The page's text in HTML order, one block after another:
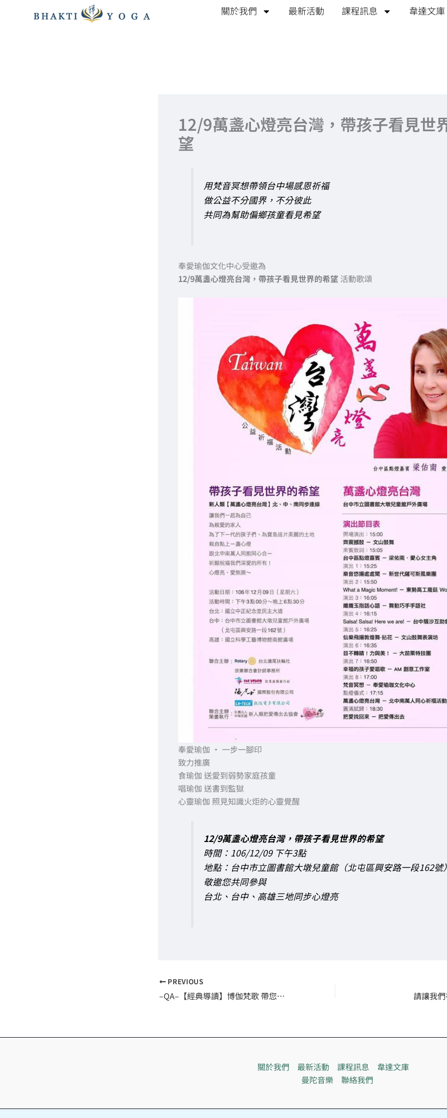
關於我們 最新活動 課程訊息 韋達文庫
12/9萬盞心燈亮台灣，帶孩子看見世
望
用梵音冥想帶領台中場感恩祈福
做公益不分國界，不分彼此
共同為幫助偏鄉孩童看見希望
奉愛瑜伽文化中心受邀為
12/9萬盞心燈亮台灣，帶孩子看見世界的希望 活動歌頌
奉愛瑜伽 · 一步一腳印
致力推廣
食瑜伽 送愛到弱勢家庭孩童
唱瑜伽 送書到監獄
心靈瑜伽 照見知識火炬的心靈覺醒
12/9萬盞心燈亮台灣，帶孩子看見世界的希望
時間：106/12/09 下午3點
地點：台中市立圖書館大墩兒童館（北屯區興安路一段162號
敬邀您共同參與
台北、台中、高雄三地同步心燈亮
PREVIOUS
–QA–【經典導讀】博伽梵歌 帶您認識自我 請讓我
關於我們 最新活動 課程訊息
韋達文庫
曼陀音樂
聯絡我們